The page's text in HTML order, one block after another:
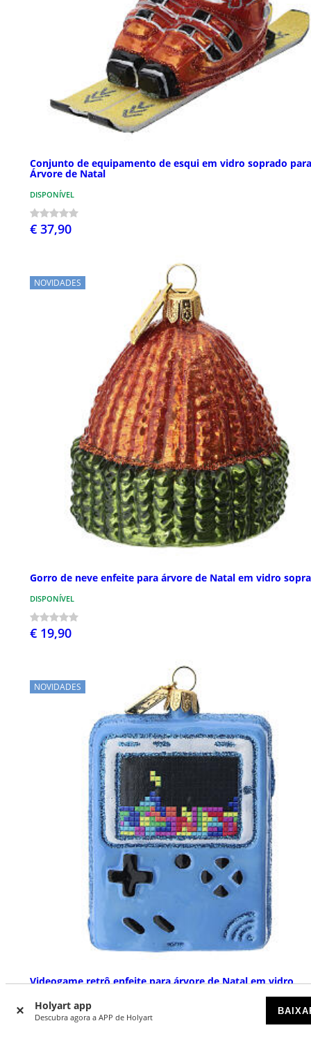
Holyart app
Descubra agora a APP de Holyart
Conjunto de equipamento de esqui em vidro soprado para
Árvore de Natal
DISPONÍVEL
€ 37,90
NOVIDADES
Gorro de neve enfeite para árvore de Natal em vidro
DISPONÍVEL
€ 19,90
NOVIDADES
Videogame retrô enfeite para árvore de Natal em vidro
DISPONÍVEL